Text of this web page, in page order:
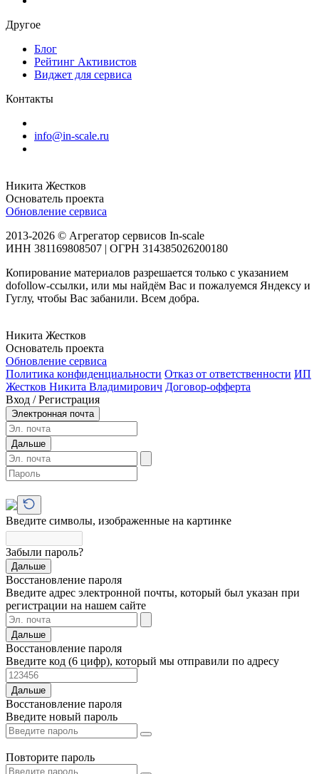
Другое
Блог
Рейтинг Активистов
Виджет для сервиса
Контакты
info@in-scale.ru
Никита Жестков
Основатель проекта
Обновление сервиса
2013-2026 © Агрегатор сервисов In-scale
ИНН 381169808507 | ОГРН 314385026200180
Копирование материалов разрешается только с указанием
dofollow-ссылки, или мы найдём Вас и пожалуемся Яндексу и
Гуглу, чтобы Вас забанили. Всем добра.
Никита Жестков
Основатель проекта
Обновление сервиса
Политика конфиденциальности Отказ от ответственности ИП
Жестков Никита Владимирович Договор-офферта
Вход / Регистрация
Электронная почта
Дальше
Введите символы, изображенные на картинке
Забыли пароль?
Дальше
Восстановление пароля
Введите адрес электронной почты, который был указан при
регистрации на нашем сайте
Дальше
Восстановление пароля
Введите код (6 цифр), который мы отправили по адресу
Дальше
Восстановление пароля
Введите новый пароль
Повторите пароль